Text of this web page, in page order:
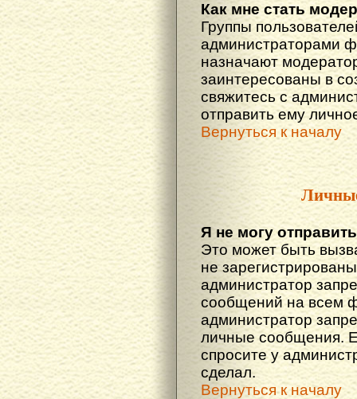
Как мне стать
Группы
администраторами
назначают
заинтересованы в
свяжитесь с
отправить ему
Вернуться к началу
Я не могу
Это может быть
не
администратор
сообщений на всем
администратор
личные сообщения.
спросите у
сделал.
Вернуться к началу